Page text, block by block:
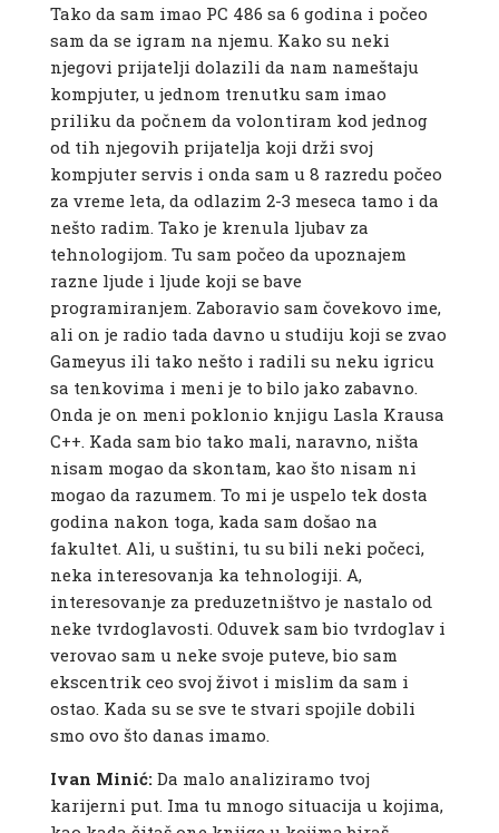
Tako da sam imao PC 486 sa 6 godina i počeo
sam da se igram na njemu. Kako su neki
njegovi prijatelji dolazili da nam nameštaju
kompjuter, u jednom trenutku sam imao
priliku da počnem da volontiram kod jednog
od tih njegovih prijatelja koji drži svoj
kompjuter servis i onda sam u 8 razredu počeo
za vreme leta, da odlazim 2-3 meseca tamo i da
nešto radim. Tako je krenula ljubav za
tehnologijom. Tu sam počeo da upoznajem
razne ljude i ljude koji se bave
programiranjem. Zaboravio sam čovekovo ime,
ali on je radio tada davno u studiju koji se zvao
Gameyus ili tako nešto i radili su neku igricu
sa tenkovima i meni je to bilo jako zabavno.
Onda je on meni poklonio knjigu Lasla Krausa
C++. Kada sam bio tako mali, naravno, ništa
nisam mogao da skontam, kao što nisam ni
mogao da razumem. To mi je uspelo tek dosta
godina nakon toga, kada sam došao na
fakultet. Ali, u suštini, tu su bili neki počeci,
neka interesovanja ka tehnologiji. A,
interesovanje za preduzetništvo je nastalo od
neke tvrdoglavosti. Oduvek sam bio tvrdoglav i
verovao sam u neke svoje puteve, bio sam
ekscentrik ceo svoj život i mislim da sam i
ostao. Kada su se sve te stvari spojile dobili
smo ovo što danas imamo.
Ivan Minić: Da malo analiziramo tvoj
karijerni put. Ima tu mnogo situacija u kojima,